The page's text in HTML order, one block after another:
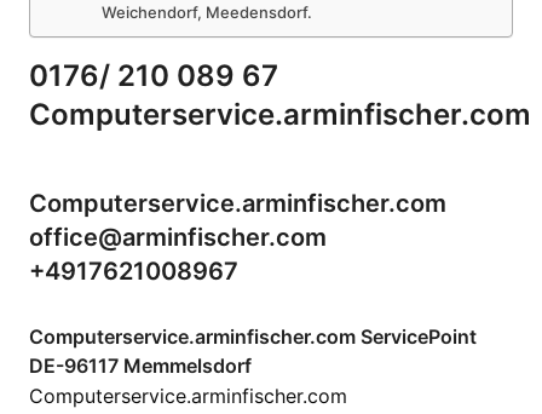
Weichendorf, Meedensdorf.
0176/ 210 089 67
Computerservice.arminfischer.com
Computerservice.arminfischer.com
office@arminfischer.com
+4917621008967
Computerservice.arminfischer.com ServicePoint
DE-96117 Memmelsdorf
Computerservice.arminfischer.com